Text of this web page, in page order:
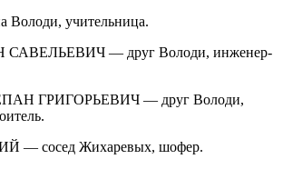
учительница.
— друг Володи, инженер-
ГРИГОРЬЕВИЧ — друг Володи,
— сосед Жихаревых, шофер.